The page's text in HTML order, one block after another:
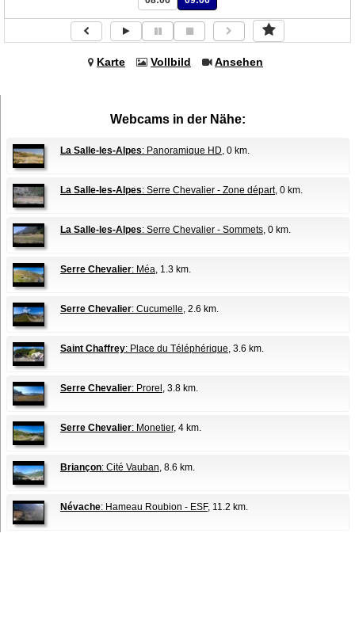
Karte Vollbild Ansehen
Webcams in der Nähe:
La Salle-les-Alpes: Panoramique HD, 0 km.
La Salle-les-Alpes: Serre Chevalier - Zone départ, 0 km.
La Salle-les-Alpes: Serre Chevalier - Sommets, 0 km.
Serre Chevalier: Méa, 1.3 km.
Serre Chevalier: Cucumelle, 2.6 km.
Saint Chaffrey: Place du Téléphérique, 3.6 km.
Serre Chevalier: Prorel , 3.8 km.
Serre Chevalier: Monetier, 4 km.
Briançon: Cité Vauban, 8.6 km.
Névache: Hameau Roubion - ESF, 11.2 km.